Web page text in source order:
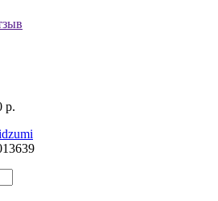
р.